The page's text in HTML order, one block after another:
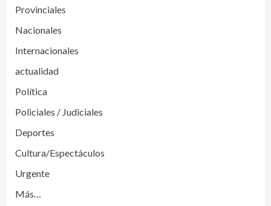
Provinciales
Nacionales
Internacionales
actualidad
Política
Policiales / Judiciales
Deportes
Cultura/Espectáculos
Urgente
Más…